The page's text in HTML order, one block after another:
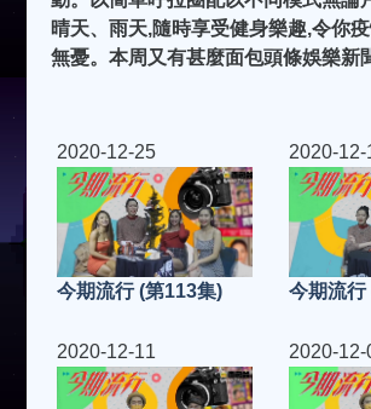
晴天、雨天,隨時享受健身樂趣,令你
無憂。本周又有甚麼面包頭條娛樂新
2020-12-25
今期流行 (第113集)
2020-12-
今期流行
2020-12-11 2020-12-